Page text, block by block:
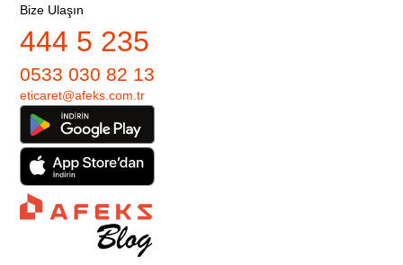
Bize Ulaşın
444 5 235
0533 030 82 13
eticaret@afeks.com.tr